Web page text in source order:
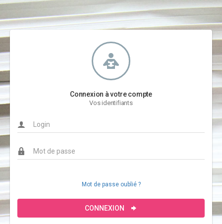
Connexion à votre compte
Vos identifiants
Mot de passe oublié ?
CONNEXION